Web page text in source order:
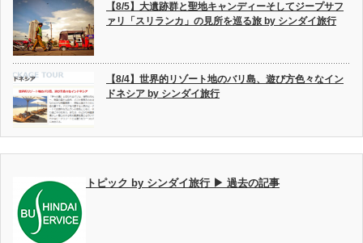
【8/5】大遺跡群と聖地キャンディーそしてジープサフ
ァリ「スリランカ」の見所を巡る旅 by シンダイ旅行
【8/4】世界的リゾート地のバリ島、遊び方色々なイン
ドネシア by シンダイ旅行
トピック by シンダイ旅行 ▶ 過去の記事